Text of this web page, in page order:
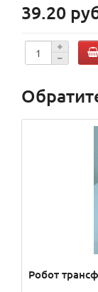
39.20
Робот